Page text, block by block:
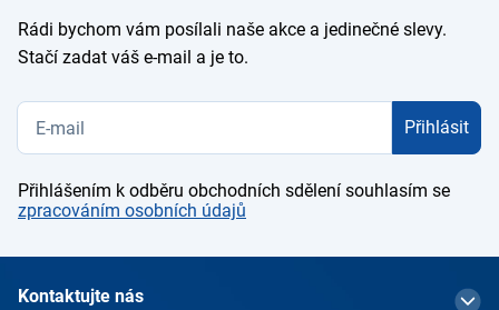
Rádi bychom vám posílali naše akce a jedinečné slevy.
Stačí zadat váš e-mail a je to.
Přihlásit
Přihlášením k odběru obchodních sdělení souhlasím se
zpracováním osobních údajů
Kontaktujte nás